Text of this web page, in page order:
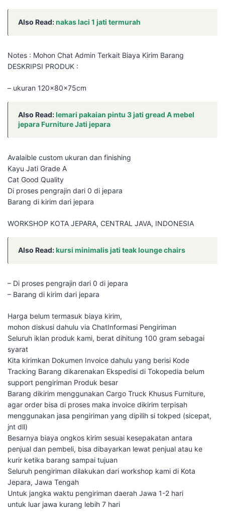
Also Read:nakas laci 1 jati termurah
Notes : Mohon Chat Admin Terkait Biaya Kirim Barang
DESKRIPSI PRODUK :
– ukuran 120x80x75cm
Also Read:lemari pakaian pintu 3 jati gread A mebel
jepara Furniture Jati jepara
Avalaible custom ukuran dan finishing
Kayu Jati Grade A
Cat Good Quality
Di proses pengrajin dari 0 di jepara
Barang di kirim dari jepara
WORKSHOP KOTA JEPARA, CENTRAL JAVA, INDONESIA
Also Read:kursi minimalis jati teak lounge chairs
– Di proses pengrajin dari 0 di jepara
– Barang di kirim dari jepara
Harga belum termasuk biaya kirim,
mohon diskusi dahulu via ChatInformasi Pengiriman
Seluruh iklan produk kami, berat dihitung 100 gram sebagai
syarat
Kita kirimkan Dokumen Invoice dahulu yang berisi Kode
Tracking Barang dikarenakan Ekspedisi di Tokopedia belum
support pengiriman Produk besar
Barang dikirim menggunakan Cargo Truck Khusus Furniture,
agar order bisa di proses maka invoice dikirim terpisah
menggunakan jasa pengiriman yang dipilih si tokped (sicepat,
jnt dll)
Besarnya biaya ongkos kirim sesuai kesepakatan antara
penjual dan pembeli, bisa dibayarkan lewat penjual atau ke
kurir ketika barang sampai tujuan
Seluruh pengiriman dilakukan dari workshop kami di Kota
Jepara, Jawa Tengah
Untuk jangka waktu pengiriman daerah Jawa 1-2 hari
untuk luar jawa kurang lebih 7 hari